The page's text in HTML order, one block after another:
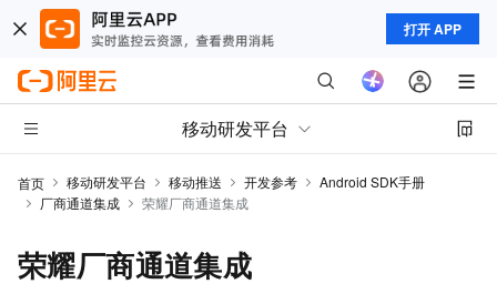
打开 APP
移动研发平台
首页 移动研发平台 移动推送 开发参考
Android SDK手册
厂商通道集成
荣耀厂商通道集成
荣耀厂商通道集成